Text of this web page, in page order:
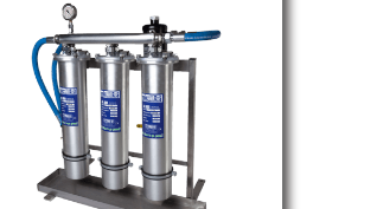
MICFIL AL600
TRIPLE